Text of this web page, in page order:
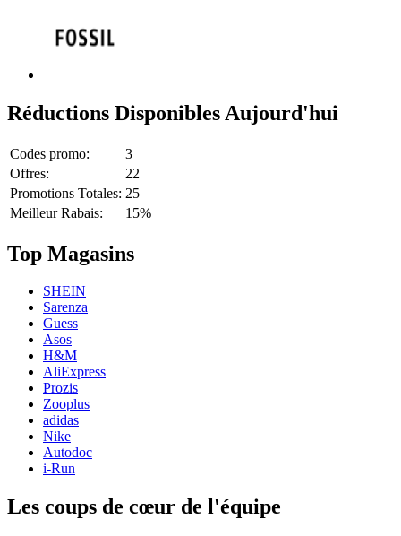
Réductions Disponibles Aujourd'hui
Codes promo:
3
Offres:
22
Promotions Totales: 25
Meilleur Rabais:
15%
Top Magasins
SHEIN
Sarenza
Guess
Asos
H&M
AliExpress
Prozis
Zooplus
adidas
Nike
Autodoc
i-Run
Les coups de cœur de l'équipe